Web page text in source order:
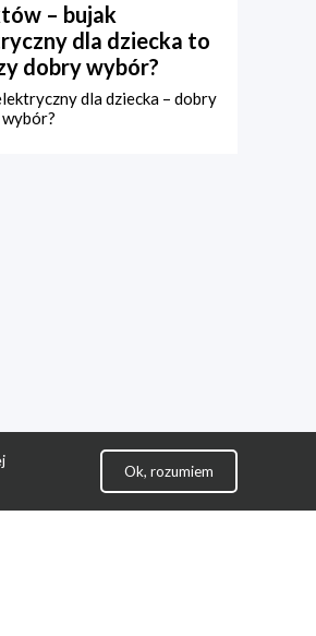
– bujak
dla dziecka to
dobry wybór?
dla dziecka – dobry
wybór?
Ok, rozumiem